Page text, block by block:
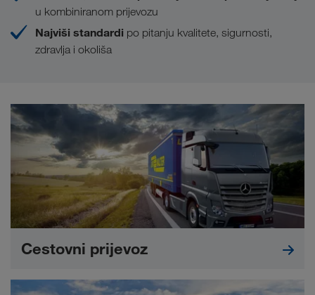
u kombiniranom prijevozu
Najviši standardi po pitanju kvalitete, sigurnosti,
zdravlja i okoliša
Cestovni prijevoz